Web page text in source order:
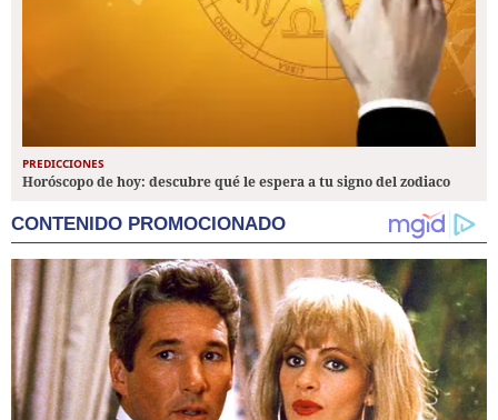
PREDICCIONES
Horóscopo de hoy: descubre qué le espera a tu signo del zodiaco
CONTENIDO PROMOCIONADO